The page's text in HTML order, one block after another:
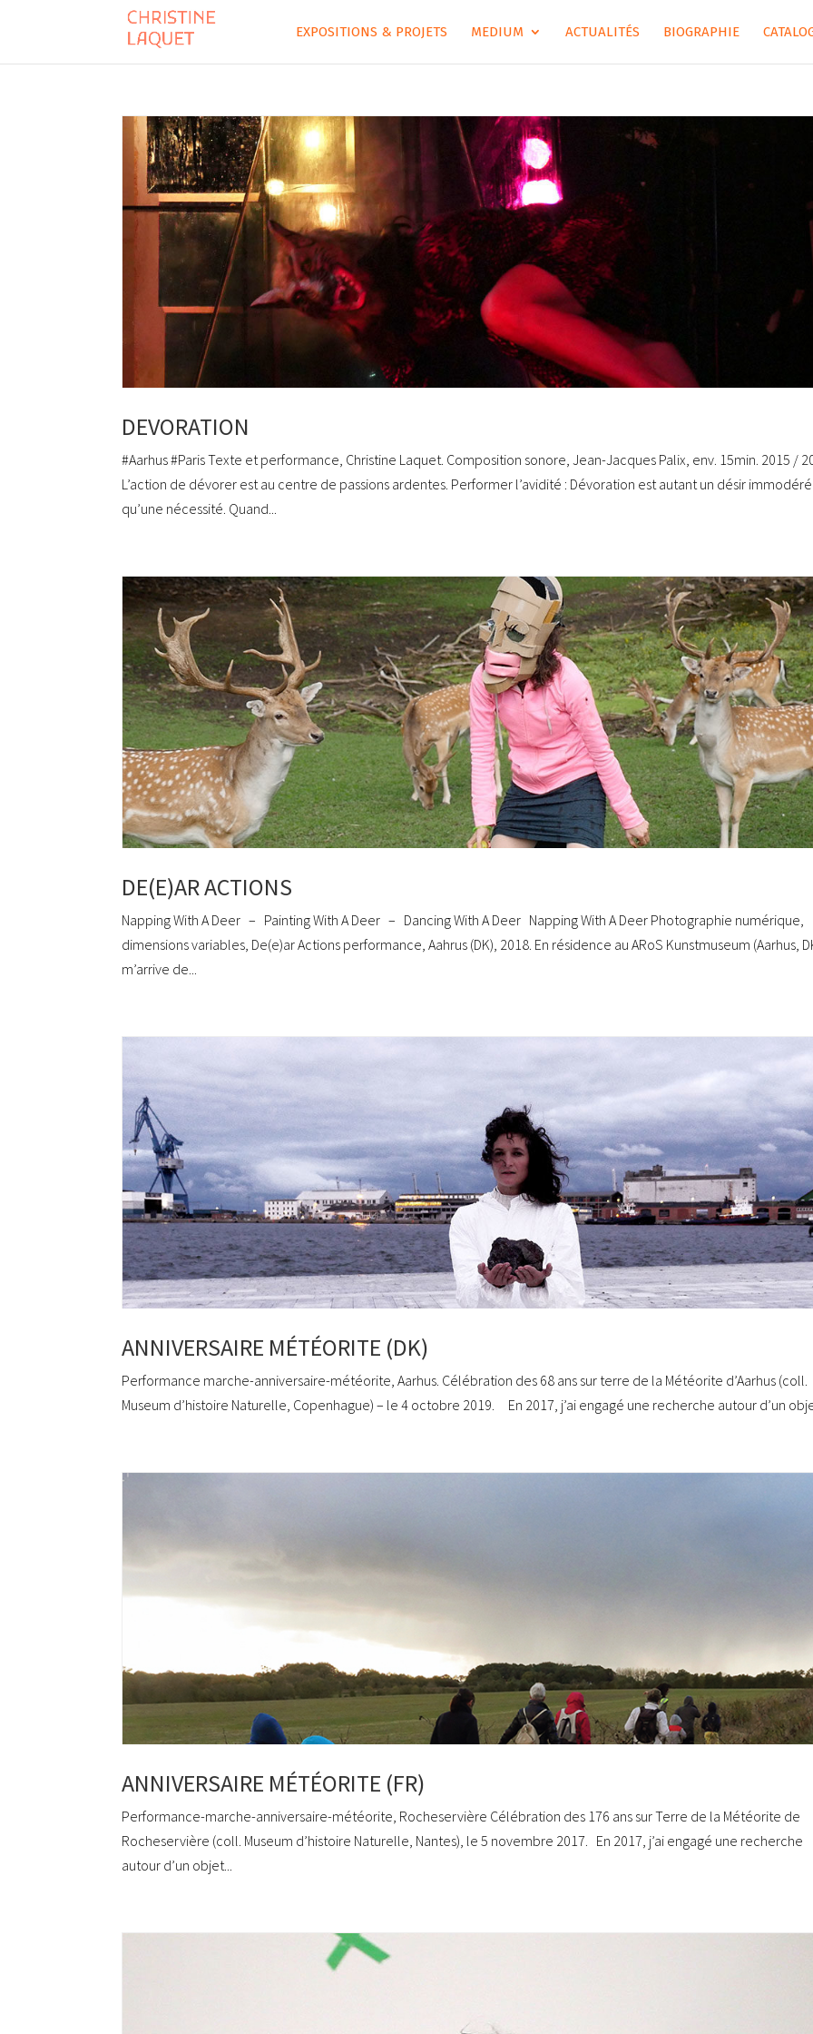
EXPOSITIONS & PROJETS MEDIUM ACTUALITÉS BIOGRAPHIE
DEVORATION
#Aarhus #Paris Texte et performance, Christine Laquet. Composition sonore, Jean-Jacques Palix, env. 15min. 2015 /
L’action de dévorer est au centre de passions ardentes. Performer l’avidité : Dévoration est autant un désir immodéré
qu’une nécessité. Quand...
DE(E)AR ACTIONS
Napping With A Deer – Painting With A Deer – Dancing With A Deer Napping With A Deer Photographie numérique,
dimensions variables, De(e)ar Actions performance, Aahrus (DK), 2018. En résidence au ARoS Kunstmuseum (Aarhus,
m’arrive de...
ANNIVERSAIRE MÉTÉORITE (DK)
Performance marche-anniversaire-météorite, Aarhus. Célébration des 68 ans sur terre de la Météorite d’Aarhus (coll.
Museum d’histoire Naturelle, Copenhague) – le 4 octobre 2019. En 2017, j’ai engagé une recherche autour d’un
ANNIVERSAIRE MÉTÉORITE (FR)
Performance-marche-anniversaire-météorite, Rocheservière Célébration des 176 ans sur Terre de la Météorite de
Rocheservière (coll. Museum d’histoire Naturelle, Nantes), le 5 novembre 2017. En 2017, j’ai engagé une recherche
autour d’un objet...